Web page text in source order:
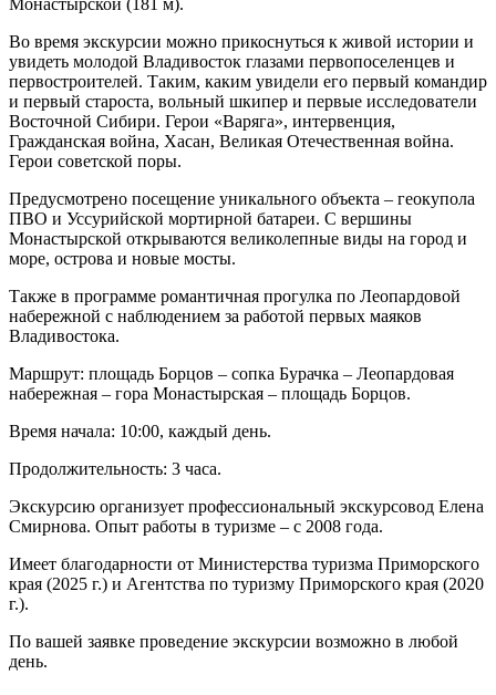
Во время экскурсии можно прикоснуться к живой истории и
увидеть молодой Владивосток глазами первопоселенцев и
первостроителей. Таким, каким увидели его первый командир
и первый староста, вольный шкипер и первые исследователи
Восточной Сибири. Герои «Варяга», интервенция,
Гражданская война, Хасан, Великая Отечественная война.
Герои советской поры.
Предусмотрено посещение уникального объекта – геокупола
ПВО и Уссурийской мортирной батареи. С вершины
Монастырской открываются великолепные виды на город и
море, острова и новые мосты.
Также в программе романтичная прогулка по Леопардовой
набережной с наблюдением за работой первых маяков
Владивостока.
Маршрут: площадь Борцов – сопка Бурачка – Леопардовая
набережная – гора Монастырская – площадь Борцов.
Время начала: 10:00, каждый день.
Продолжительность: 3 часа.
Экскурсию организует профессиональный экскурсовод Елена
Смирнова. Опыт работы в туризме – с 2008 года.
Имеет благодарности от Министерства туризма Приморского
края (2025 г.) и Агентства по туризму Приморского края (2020
г.).
По вашей заявке проведение экскурсии возможно в любой
день.